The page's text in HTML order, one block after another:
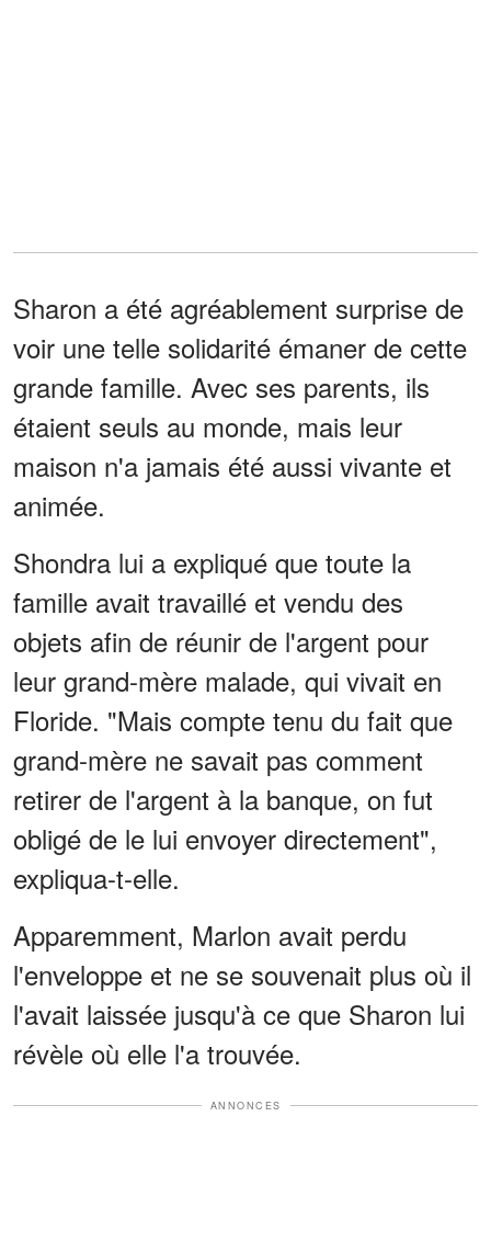
Sharon a été agréablement surprise de
voir une telle solidarité émaner de cette
grande famille. Avec ses parents, ils
étaient seuls au monde, mais leur
maison n'a jamais été aussi vivante et
animée.
Shondra lui a expliqué que toute la
famille avait travaillé et vendu des
objets afin de réunir de l'argent pour
leur grand-mère malade, qui vivait en
Floride. "Mais compte tenu du fait que
grand-mère ne savait pas comment
retirer de l'argent à la banque, on fut
obligé de le lui envoyer directement",
expliqua-t-elle.
Apparemment, Marlon avait perdu
l'enveloppe et ne se souvenait plus où il
l'avait laissée jusqu'à ce que Sharon lui
révèle où elle l'a trouvée.
ANNONCES